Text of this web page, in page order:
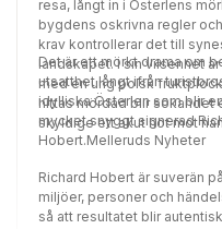
resa, långt in i Österlens
bygdens oskrivna regler
krav kontrollerar det till
landskapet. I sin vilsenhet
med en ung polsk
hittas mördad blir sökandet
skyldige ett akut hot mot
Det är ett mörkt drama om
utsatthet långt ifrån
idylliska Österlen som blir
mycket snyggt signerad
Hobert.Melleruds Nyheter
Richard Hobert är suverän
miljöer, personer och
så att resultatet blir